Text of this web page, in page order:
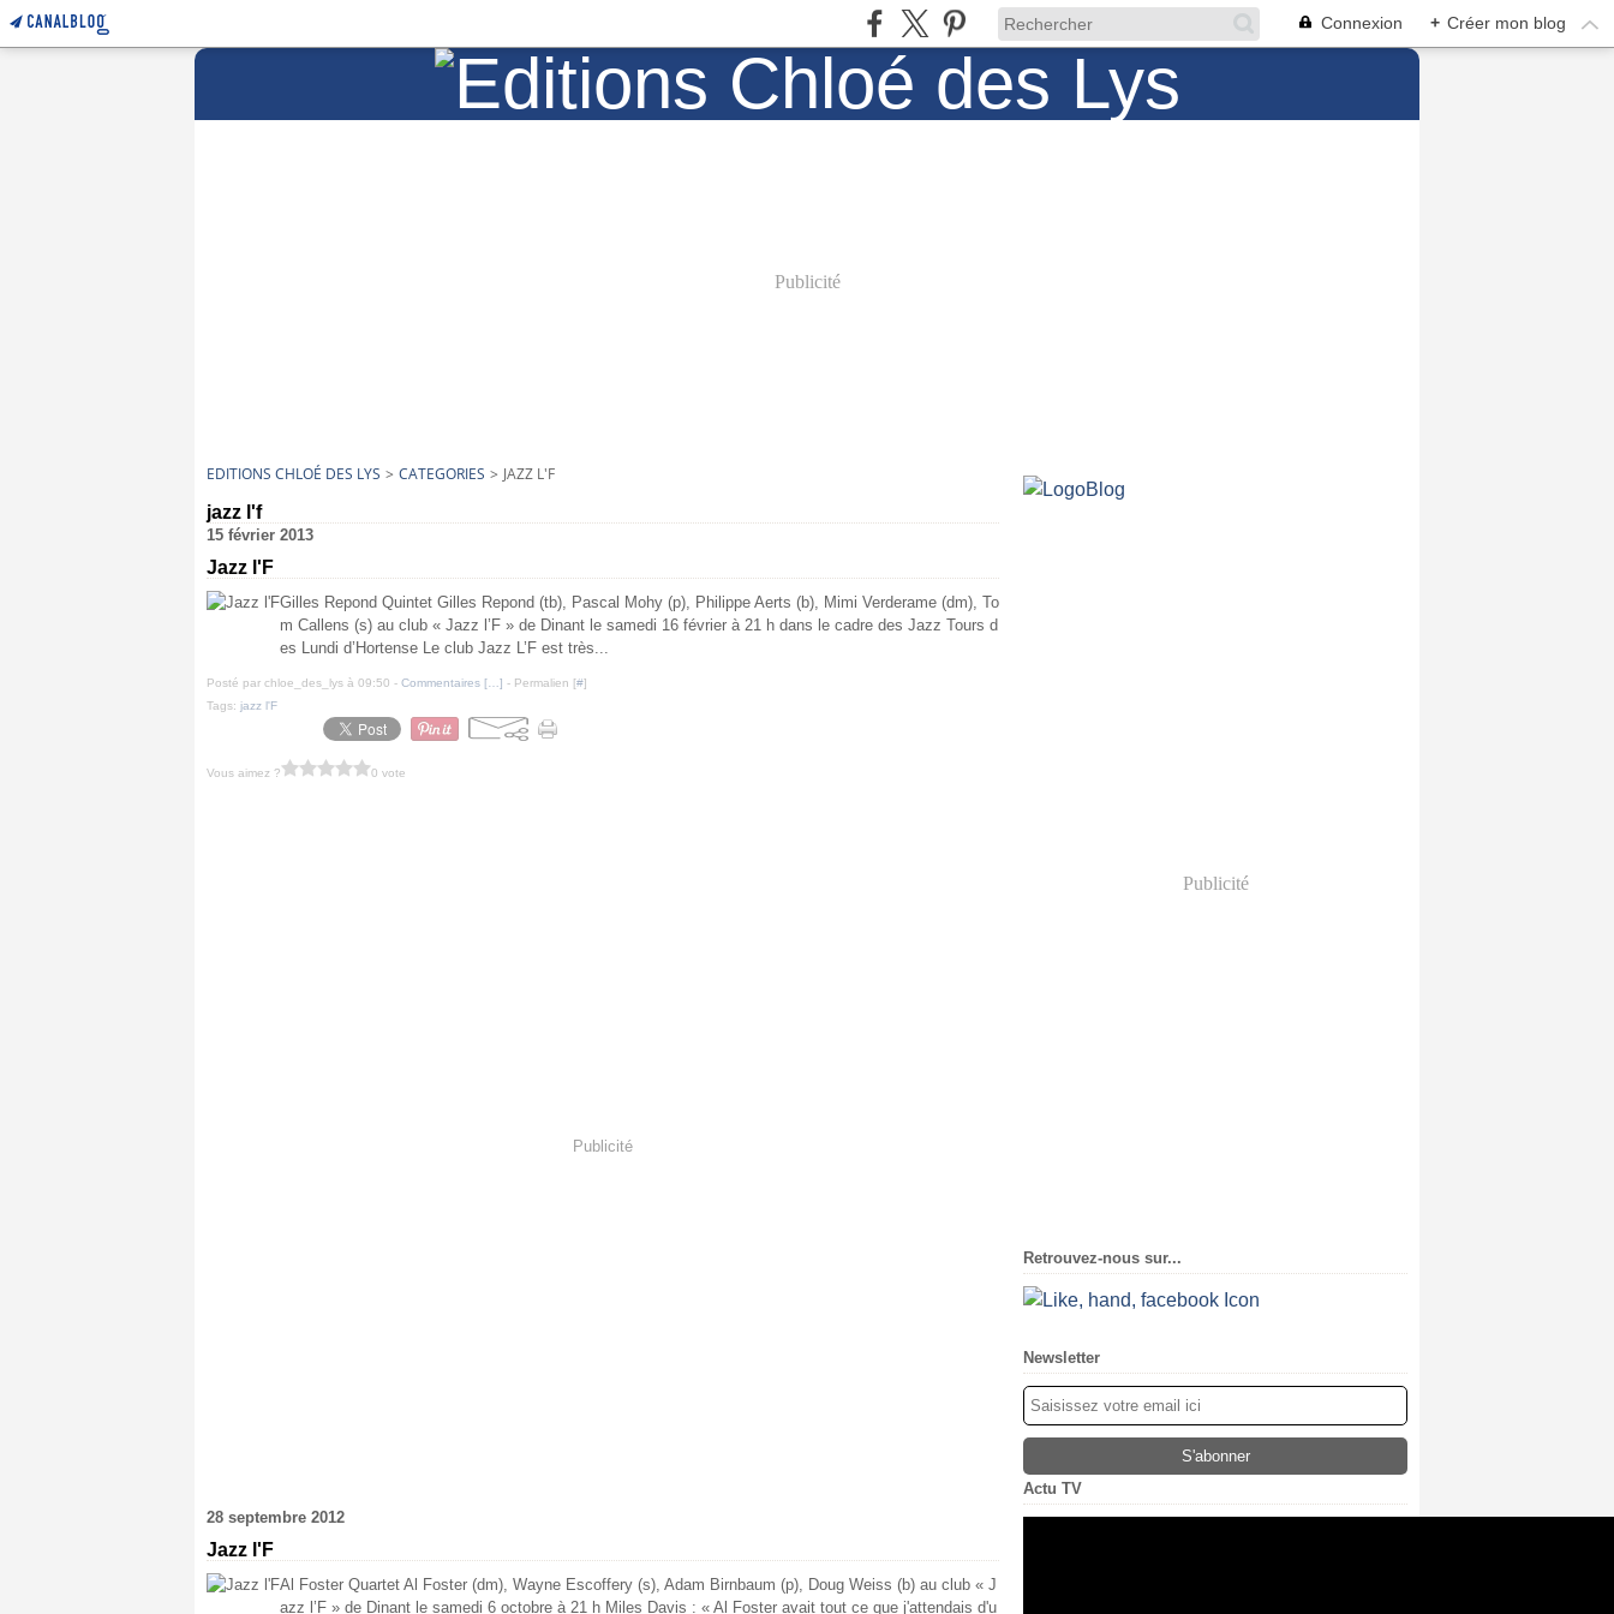
Connexion + Créer mon blog
Publicité
EDITIONS CHLOÉ DES LYS > CATEGORIES > JAZZ L'F
jazz l'f
15 février 2013
Jazz l'F
Gilles Repond Quintet Gilles Repond (tb), Pascal Mohy (p), Philippe Aerts (b), Mimi Verderame (dm), To
m Callens (s) au club « Jazz l’F » de Dinant le samedi 16 février à 21 h dans le cadre des Jazz Tours d
es Lundi d’Hortense Le club Jazz L’F est très...
Posté par chloe_des_lys à 09:50 - Commentaires [ ] - Permalien [#]
Tags: jazz l'F
Vous aimez ? 0 vote
Publicité
28 septembre 2012
Jazz l'F
Al Foster Quartet Al Foster (dm), Wayne Escoffery (s), Adam Birnbaum (p), Doug Weiss (b) au club « J
azz l’F » de Dinant le samedi 6 octobre à 21 h Miles Davis : « Al Foster avait tout ce que j'attendais d'u
Publicité
Retrouvez-nous sur...
Newsletter
Actu TV